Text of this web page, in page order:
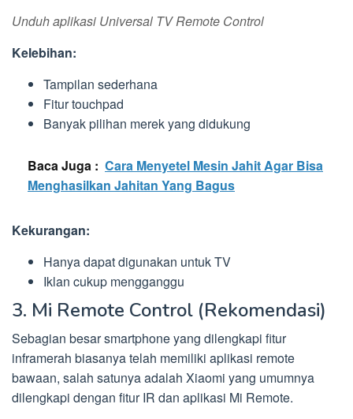
Unduh aplikasi Universal TV Remote Control
Kelebihan:
Tampilan sederhana
Fitur touchpad
Banyak pilihan merek yang didukung
Baca Juga : Cara Menyetel Mesin Jahit Agar Bisa
Menghasilkan Jahitan Yang Bagus
Kekurangan:
Hanya dapat digunakan untuk TV
Iklan cukup mengganggu
3. Mi Remote Control (Rekomendasi)
Sebagian besar smartphone yang dilengkapi fitur
inframerah biasanya telah memiliki aplikasi remote
bawaan, salah satunya adalah Xiaomi yang umumnya
dilengkapi dengan fitur IR dan aplikasi Mi Remote.